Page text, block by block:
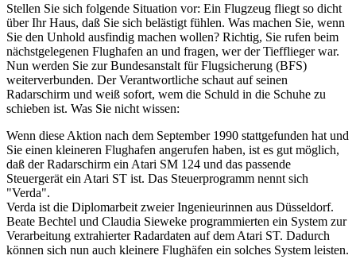
Stellen Sie sich folgende Situation vor: Ein Flugzeug fliegt so dicht
über Ihr Haus, daß Sie sich belästigt fühlen. Was machen Sie, wenn
Sie den Unhold ausfindig machen wollen? Richtig, Sie rufen beim
nächstgelegenen Flughafen an und fragen, wer der Tiefflieger war.
Nun werden Sie zur Bundesanstalt für Flugsicherung (BFS)
weiterverbunden. Der Verantwortliche schaut auf seinen
Radarschirm und weiß sofort, wem die Schuld in die Schuhe zu
schieben ist. Was Sie nicht wissen:
Wenn diese Aktion nach dem September 1990 stattgefunden hat und
Sie einen kleineren Flughafen angerufen haben, ist es gut möglich,
daß der Radarschirm ein Atari SM 124 und das passende
Steuergerät ein Atari ST ist. Das Steuerprogramm nennt sich
"Verda".
Verda ist die Diplomarbeit zweier Ingenieurinnen aus Düsseldorf.
Beate Bechtel und Claudia Sieweke programmierten ein System zur
Verarbeitung extrahierter Radardaten auf dem Atari ST. Dadurch
können sich nun auch kleinere Flughäfen ein solches System leisten.